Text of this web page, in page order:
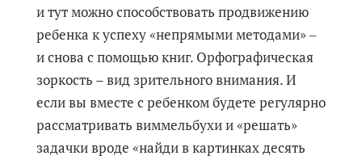
и тут можно способствовать продвижению
ребенка к успеху «непрямыми методами» ‒
и снова с помощью книг. Орфографическая
зоркость – вид зрительного внимания. И
если вы вместе с ребенком будете регулярно
рассматривать виммельбухи и «решать»
задачки вроде «найди в картинках десять